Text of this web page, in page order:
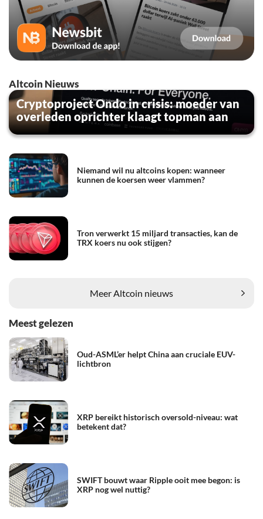
Altcoin Nieuws
Cryptoproject Ondo in crisis: moeder van
overleden oprichter klaagt topman aan
Niemand wil nu altcoins kopen: wanneer
kunnen de koersen weer vlammen?
Tron verwerkt 15 miljard transacties, kan de
TRX koers nu ook stijgen?
Meer Altcoin nieuws
Meest gelezen
Oud-ASML’er helpt China aan cruciale EUV-
lichtbron
XRP bereikt historisch oversold-niveau: wat
betekent dat?
SWIFT bouwt waar Ripple ooit mee begon: is
XRP nog wel nuttig?